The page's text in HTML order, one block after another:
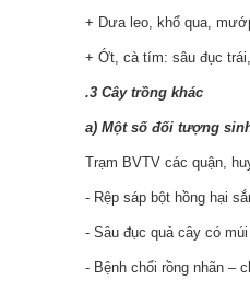
+ Dưa leo, khổ qua,
+ Ớt, cà tím: sâu đục
.3 Cây trồng khác
a) Một số đối tượng
Trạm BVTV các quận,
- Rệp sáp bột hồng hại
- Sâu đục quả cây có
- Bệnh chổi rồng nhãn –